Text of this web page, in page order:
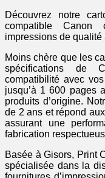
Canon
-
rouge
Découvrez notre
compatible
impressions de qualité
Moins chère que les
spécifications de
compatibilité avec
jusqu’à 1 600 pages
produits d’origine.
de 2 ans et répond
assurant une
fabrication
Basée à Gisors, Print
spécialisée dans la